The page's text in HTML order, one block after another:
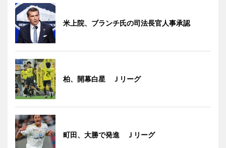
米上院、ブランチ氏の司法長官人事承認
柏、開幕白星 Ｊリーグ
町田、大勝で発進 Ｊリーグ